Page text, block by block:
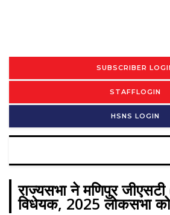
SUBSCRIBER
STAFFLOGIN
HSNS LOGIN
राज्यसभा ने मणिपुर
विधेयक, 2025 लोकसभा को